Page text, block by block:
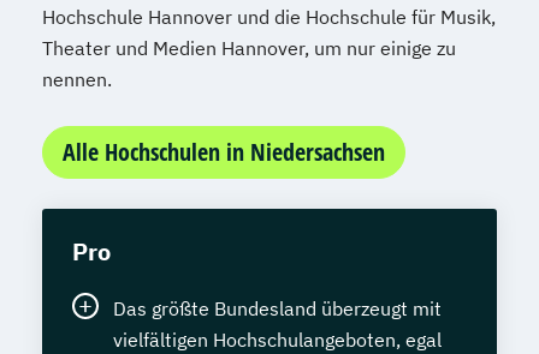
Hochschule Hannover und die Hochschule für Musik,
Theater und Medien Hannover, um nur einige zu
nennen.
Alle Hochschulen in Niedersachsen
Pro
Das größte Bundesland überzeugt mit
vielfältigen Hochschulangeboten, egal